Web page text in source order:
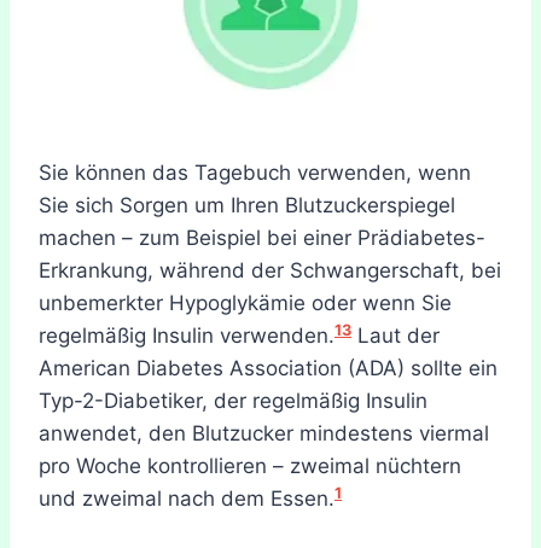
Sie können das Tagebuch verwenden, wenn
Sie sich Sorgen um Ihren Blutzuckerspiegel
machen – zum Beispiel bei einer Prädiabetes-
Erkrankung, während der Schwangerschaft, bei
unbemerkter Hypoglykämie oder wenn Sie
regelmäßig Insulin verwenden.13 Laut der
American Diabetes Association (ADA) sollte ein
Typ-2-Diabetiker, der regelmäßig Insulin
anwendet, den Blutzucker mindestens viermal
pro Woche kontrollieren – zweimal nüchtern
und zweimal nach dem Essen.1